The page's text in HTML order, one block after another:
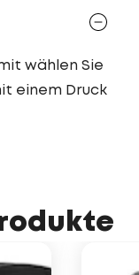
wählen Sie
einem Druck